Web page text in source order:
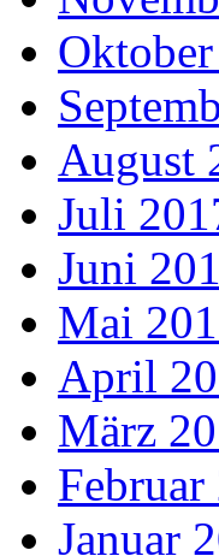
August
Juli
Juni
Mai
April
März
Februar
Januar